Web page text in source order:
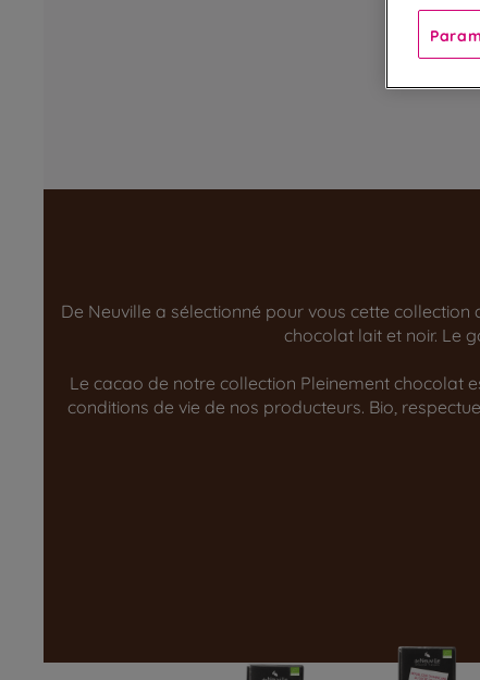
De Neuville a sélectionné pour vous cette
chocolat lait et noir. Le
Le cacao de notre collection Pleinement chocolat
conditions de vie de nos producteurs. Bio,